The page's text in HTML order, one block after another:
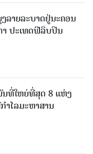
ລາຍລະບາດຢູ່ນະຄອນ
າ ປະເທດຟີລິບປິນ
ທີ່ໃຫຍ່ທີ່ສຸດ 8 ແຫ່ງ
ຳໄລມະຫາສານ